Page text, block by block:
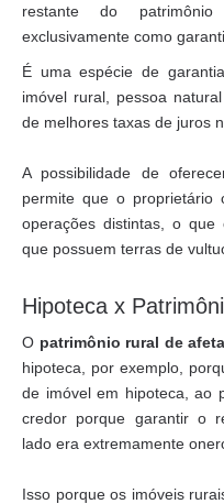
restante do patrimônio
exclusivamente como
É uma espécie de
imóvel rural, pessoa
de melhores taxas de juros
A possibilidade de
permite que o proprietário
operações distintas, o
que possuem terras de
Hipoteca x
O patrimônio rural de
hipoteca, por exemplo,
de imóvel em hipoteca, ao
credor porque garantir o
lado era extremamente
Isso porque os imóveis